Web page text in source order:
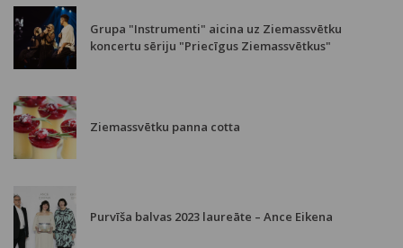
Grupa "Instrumenti" aicina uz Ziemassvētku
koncertu sēriju "Priecīgus Ziemassvētkus"
Ziemassvētku panna cotta
Purvīša balvas 2023 laureāte – Ance Eikena